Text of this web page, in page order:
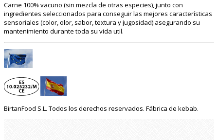
Carne 100% vacuno (sin mezcla de otras especies), junto con
ingredientes seleccionados para conseguir las mejores características
sensoriales (color, olor, sabor, textura y jugosidad) asegurando su
mantenimiento durante toda su vida util.
BirtanFood S.L. Todos los derechos reservados. Fábrica de kebab.